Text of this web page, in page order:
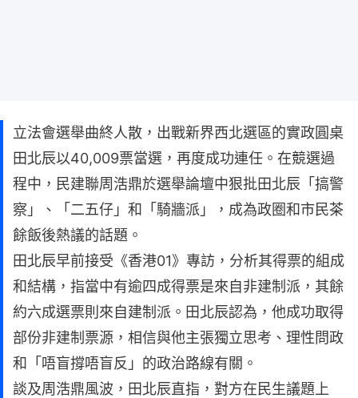
立法會選舉曲終人散，出戰新界西北選區的實政圓桌
田北辰以40,009票當選，再度成功連任。在競選過
程中，民建聯周浩鼎於選舉論壇中狠批田北辰「搞警
察」、「二五仔」和「騎牆派」，成為政圈和市民茶
餘飯後熱議的話題。
田北辰早前接受《香港01》專訪，分析其得票的組成
和結構，指當中有逾四成得票是來自非建制派，其餘
約六成選票則來自建制派。田北辰認為，他成功取得
部份非建制票源，相信與他主張獨立思考、理性問政
和「唔盲撐唔盲反」的政治路線有關。
談及周浩鼎風波，田北辰直指，對方在民生議題上